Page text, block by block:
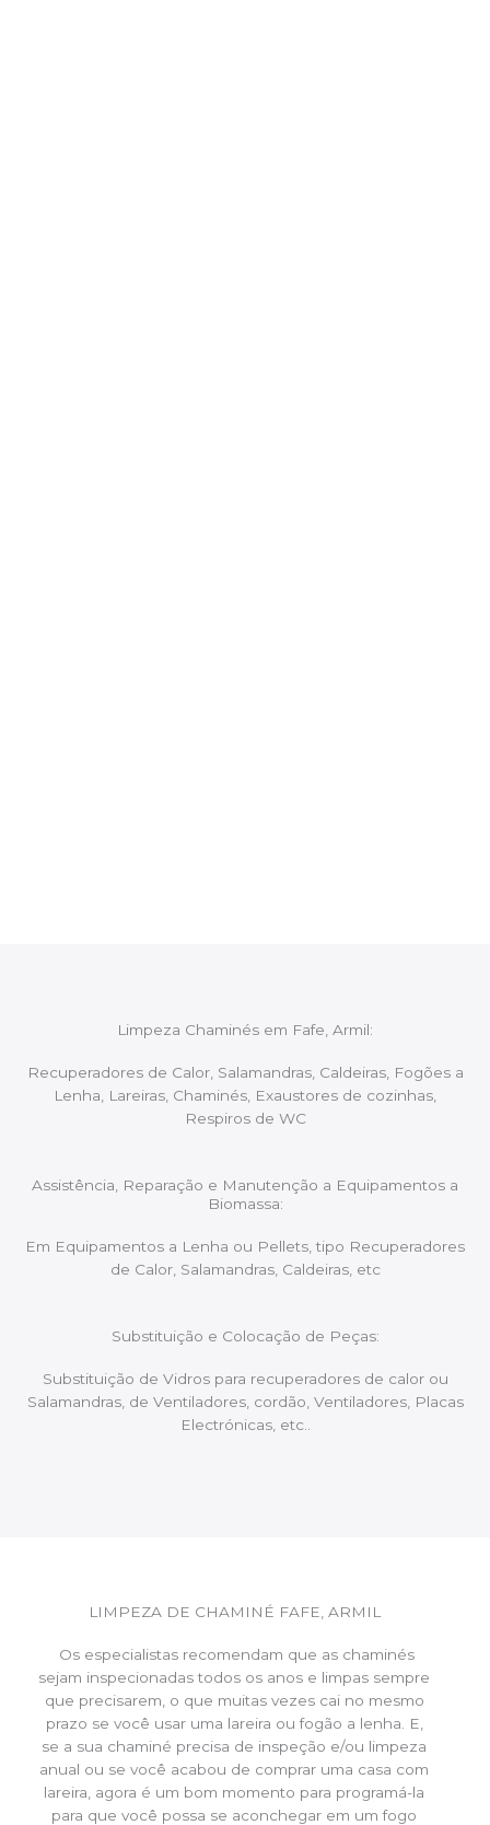
Limpeza Chaminés em Fafe, Armil:
Recuperadores de Calor, Salamandras, Caldeiras, Fogões a
Lenha, Lareiras, Chaminés, Exaustores de cozinhas,
Respiros de WC
Assistência, Reparação e Manutenção a Equipamentos a
Biomassa:
Em Equipamentos a Lenha ou Pellets, tipo Recuperadores
de Calor, Salamandras, Caldeiras, etc
Substituição e Colocação de Peças:
Substituição de Vidros para recuperadores de calor ou
Salamandras, de Ventiladores, cordão, Ventiladores, Placas
Electrónicas, etc..
LIMPEZA DE CHAMINÉ FAFE, ARMIL
Os especialistas recomendam que as chaminés
sejam inspecionadas todos os anos e limpas sempre
que precisarem, o que muitas vezes cai no mesmo
prazo se você usar uma lareira ou fogão a lenha. E,
se a sua chaminé precisa de inspeção e/ou limpeza
anual ou se você acabou de comprar uma casa com
lareira, agora é um bom momento para programá-la
para que você possa se aconchegar em um fogo